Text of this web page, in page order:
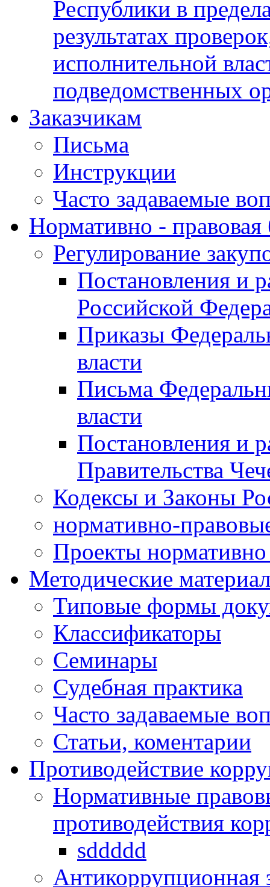
Республики в
результатах
исполнительной
подведомственных
Заказчикам
Письма
Инструкции
Часто задаваемые
Нормативно - правовая
Регулирование
Постановления и
Российской
Приказы
власти
Письма
власти
Постановления и
Правительства
Кодексы и Законы
нормативно-
Проекты
Методические
Типовые формы
Классификаторы
Семинары
Судебная практика
Часто задаваемые
Статьи, коментарии
Противодействие
Нормативные
противодействия
sddddd
Антикоррупционная